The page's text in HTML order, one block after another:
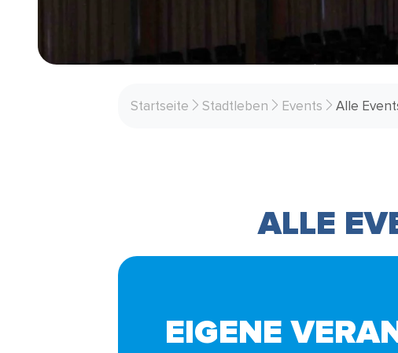
Startseite Stadtleben Events Alle
ALLE
EIGENE